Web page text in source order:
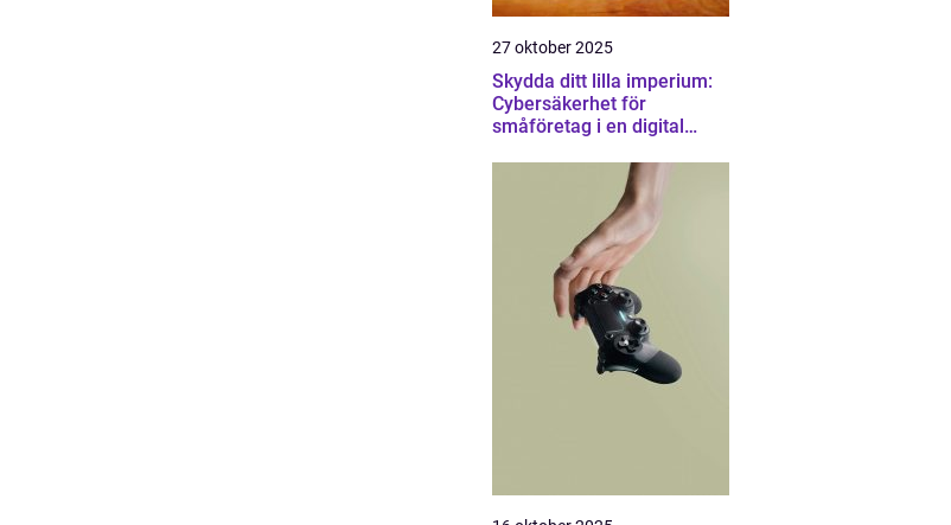
27 oktober 2025
Skydda ditt lilla imperium:
Cybersäkerhet för
småföretag i en digital